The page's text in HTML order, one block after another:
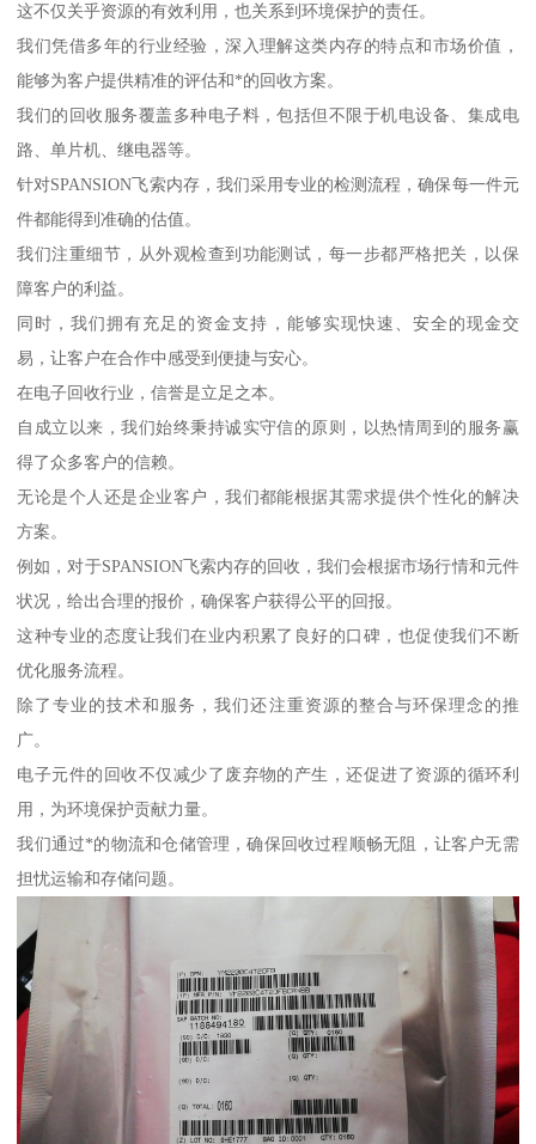
这不仅关乎资源的有效利用，也关系到环境保护的责任。
我们凭借多年的行业经验，深入理解这类内存的特点和市场价值，
能够为客户提供精准的评估和*的回收方案。
我们的回收服务覆盖多种电子料，包括但不限于机电设备、集成电
路、单片机、继电器等。
针对SPANSION飞索内存，我们采用专业的检测流程，确保每一件元
件都能得到准确的估值。
我们注重细节，从外观检查到功能测试，每一步都严格把关，以保
障客户的利益。
同时，我们拥有充足的资金支持，能够实现快速、安全的现金交
易，让客户在合作中感受到便捷与安心。
在电子回收行业，信誉是立足之本。
自成立以来，我们始终秉持诚实守信的原则，以热情周到的服务赢
得了众多客户的信赖。
无论是个人还是企业客户，我们都能根据其需求提供个性化的解决
方案。
例如，对于SPANSION飞索内存的回收，我们会根据市场行情和元件
状况，给出合理的报价，确保客户获得公平的回报。
这种专业的态度让我们在业内积累了良好的口碑，也促使我们不断
优化服务流程。
除了专业的技术和服务，我们还注重资源的整合与环保理念的推
广。
电子元件的回收不仅减少了废弃物的产生，还促进了资源的循环利
用，为环境保护贡献力量。
我们通过*的物流和仓储管理，确保回收过程顺畅无阻，让客户无需
担忧运输和存储问题。